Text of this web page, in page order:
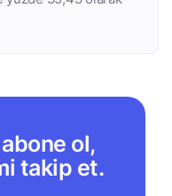
ol,
takip et.